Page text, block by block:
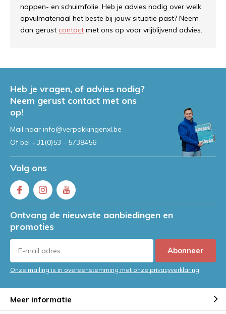
noppen- en schuimfolie. Heb je advies nodig over welk
opvulmateriaal het beste bij jouw situatie past? Neem
dan gerust contact met ons op voor vrijblijvend advies.
Heb je vragen, of advies nodig?
Neem gerust contact met ons
op!
Mail naar info@verpakkingenxl.be
Of bel +31(0)53 - 5738456
Volg ons
Ontvang de nieuwste aanbiedingen en
promoties
Abonneer
Onze mailing is in overeenstemming met onze privacyverklaring
Meer informatie